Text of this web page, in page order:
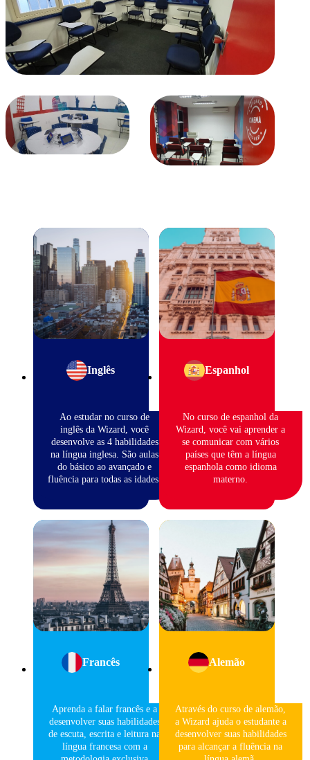
Inglês
Ao estudar no curso de
inglês da Wizard, você
desenvolve as 4 habilidades
na língua inglesa. São aulas
do básico ao avançado e
fluência para todas as idades.
Espanhol
No curso de espanhol da
Wizard, você vai aprender a
se comunicar com vários
países que têm a língua
espanhola como idioma
materno.
Francês
Aprenda a falar francês e a
desenvolver suas habilidades
de escuta, escrita e leitura na
língua francesa com a
Alemão
Através do curso de alemão,
a Wizard ajuda o estudante a
desenvolver suas habilidades
para alcançar a fluência na